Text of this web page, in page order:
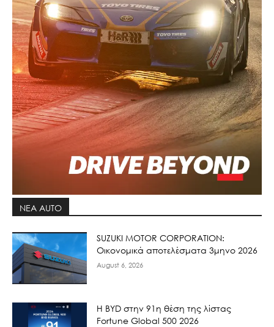
ΝΕΑ AUTO
SUZUKI MOTOR CORPORATION:
Οικονομικά αποτελέσματα 3μηνο 2026
August 6, 2026
Η BYD στην 91η θέση της λίστας
Fortune Global 500 2026